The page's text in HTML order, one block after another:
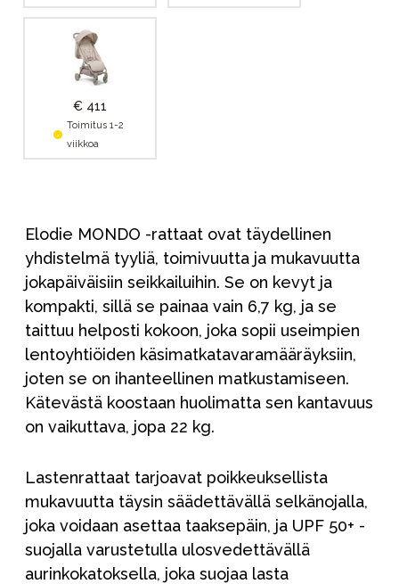
€ 411
Toimitus 1-2
viikkoa
Elodie MONDO -rattaat ovat täydellinen
yhdistelmä tyyliä, toimivuutta ja mukavuutta
jokapäiväisiin seikkailuihin. Se on kevyt ja
kompakti, sillä se painaa vain 6,7 kg, ja se
taittuu helposti kokoon, joka sopii useimpien
lentoyhtiöiden käsimatkatavaramääräyksiin,
joten se on ihanteellinen matkustamiseen.
Kätevästä koostaan huolimatta sen kantavuus
on vaikuttava, jopa 22 kg.
Lastenrattaat tarjoavat poikkeuksellista
mukavuutta täysin säädettävällä selkänojalla,
joka voidaan asettaa taaksepäin, ja UPF 50+ -
suojalla varustetulla ulosvedettävällä
aurinkokatoksella, joka suojaa lasta